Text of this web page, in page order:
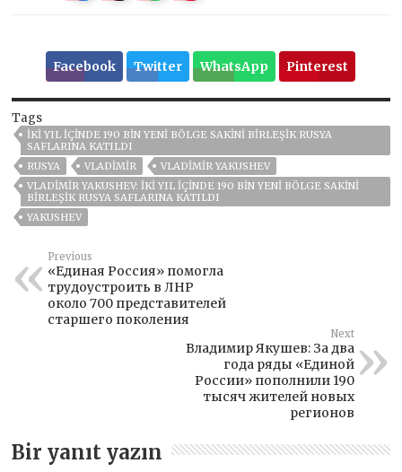
Facebook Twitter WhatsApp Pinterest
Tags
İKI YIL IÇINDE 190 BIN YENI BÖLGE SAKINI BIRLEŞIK RUSYA
SAFLARINA KATILDI
RUSYA
VLADIMIR
VLADIMIR YAKUSHEV
VLADIMIR YAKUSHEV: İKI YIL IÇINDE 190 BIN YENI BÖLGE SAKINI
BIRLEŞIK RUSYA SAFLARINA KATILDI
YAKUSHEV
Previous
«Единая Россия» помогла
трудоустроить в ЛНР
около 700 представителей
старшего поколения
Next
Владимир Якушев: За два
года ряды «Единой
России» пополнили 190
тысяч жителей новых
регионов
Bir yanıt yazın